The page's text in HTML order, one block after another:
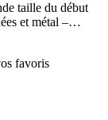
taille du début
et métal –…